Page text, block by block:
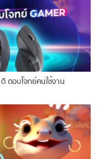
ดี ตอบโจทย์คนใช้งาน